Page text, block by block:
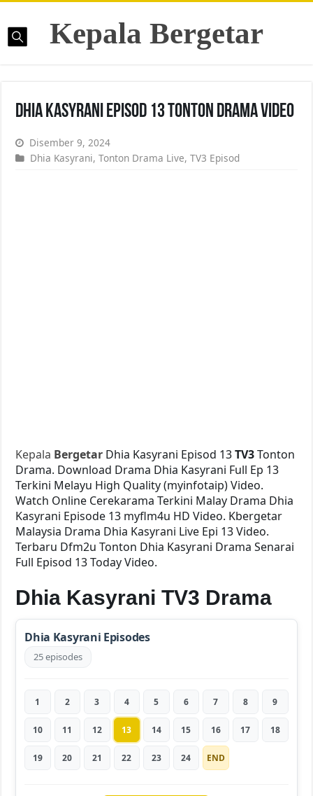
Kepala Bergetar
Dhia Kasyrani Episod 13 Tonton Drama Video
Disember 9, 2024
Dhia Kasyrani,Tonton Drama Live,TV3 Episod
Kepala Bergetar Dhia Kasyrani Episod 13TV3Tonton
Drama. Download Drama Dhia Kasyrani Full Ep 13
Terkini Melayu High Quality (myinfotaip) Video.
Watch Online Cerekarama Terkini Malay Drama Dhia
Kasyrani Episode 13 myflm4u HD Video. Kbergetar
Malaysia Drama Dhia Kasyrani Live Epi 13 Video.
Terbaru Dfm2u Tonton Dhia Kasyrani Drama Senarai
Full Episod 13 Today Video.
Dhia Kasyrani TV3 Drama
Dhia Kasyrani Episodes
25 episodes
1 2 3 4 5 6 7 8 9
10 11 12 13 14 15 16 17 18
19 20 21 22 23 24 END